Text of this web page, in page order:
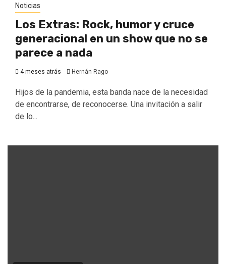
Noticias
Los Extras: Rock, humor y cruce
generacional en un show que no se
parece a nada
4 meses atrás Hernán Rago
Hijos de la pandemia, esta banda nace de la necesidad
de encontrarse, de reconocerse. Una invitación a salir
de lo...